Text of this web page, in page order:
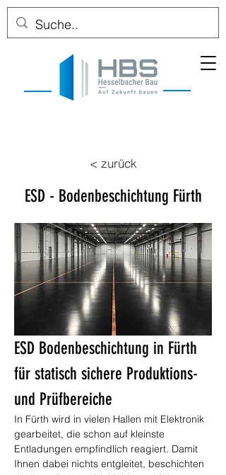
< zurück
ESD - Bodenbeschichtung Fürth
ESD Bodenbeschichtung in Fürth
für statisch sichere Produktions-
und Prüfbereiche
In Fürth wird in vielen Hallen mit Elektronik
gearbeitet, die schon auf kleinste
Entladungen empfindlich reagiert. Damit
Ihnen dabei nichts entgleitet, beschichten